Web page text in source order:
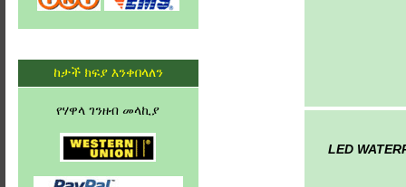
LED
ከታች ክፍያ እንቀበላለን
የሃዋላ ገንዘብ መላኪያ